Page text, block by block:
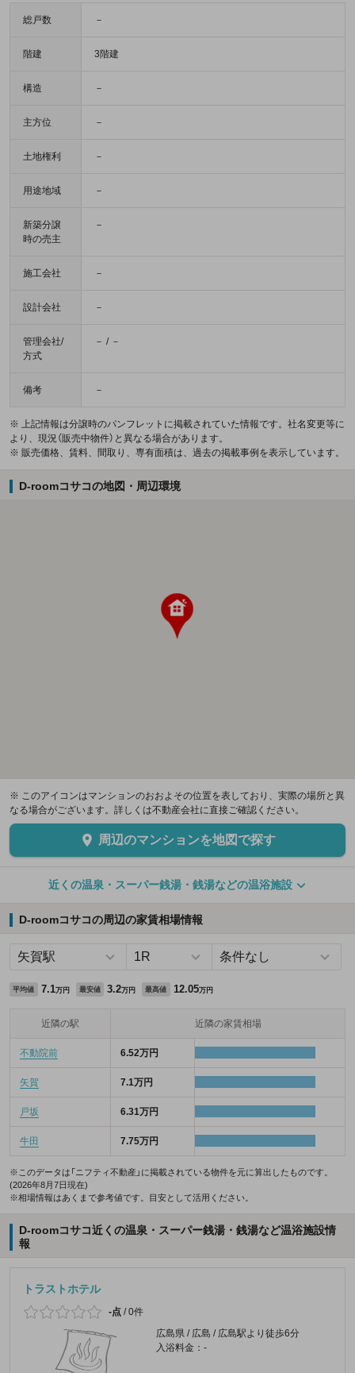
総戸数 －
階建 3階建
構造 －
主方位 －
土地権利 －
用途地域 －
新築分譲
時の売主
－
施工会社 －
設計会社 －
管理会社/
方式
－ / －
備考 －
※ 上記情報は分譲時のパンフレットに掲載されていた情報です。社名変更等に
より、現況（販売中物件）と異なる場合があります。
※ 販売価格、賃料、間取り、専有面積は、過去の掲載事例を表示しています。
D-roomコサコの地図・周辺環境
※ このアイコンはマンションのおおよその位置を表しており、実際の場所と異
なる場合がございます。詳しくは不動産会社に直接ご確認ください。
周辺のマンションを地図で探す
近くの温泉・スーパー銭湯・銭湯などの温浴施設
D-roomコサコの周辺の家賃相場情報
平均値 7.1万円 最安値 3.2万円 最高値 12.05万円
近隣の駅 近隣の家賃相場
不動院前 6.52万円
矢賀 7.1万円
戸坂 6.31万円
牛田 7.75万円
※このデータは「ニフティ不動産」に掲載されている物件を元に算出したものです。
(2026年8月7日現在)
※相場情報はあくまで参考値です。目安として活用ください。
D-roomコサコ近くの温泉・スーパー銭湯・銭湯など温浴施設情
報
トラストホテル
-点 /0件
広島県 / 広島 / 広島駅より徒歩6分
入浴料金：-